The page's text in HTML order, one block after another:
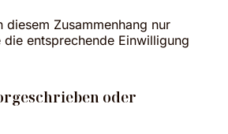
diesem Zusammenhang nur
entsprechende Einwilligung
oder